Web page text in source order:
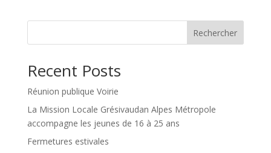
Rechercher
Recent Posts
Réunion publique Voirie
La Mission Locale Grésivaudan Alpes Métropole
accompagne les jeunes de 16 à 25 ans
Fermetures estivales